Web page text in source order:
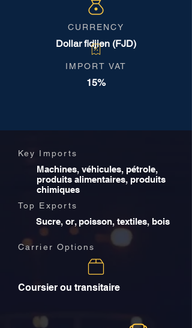
CURRENCY
Dollar fidjien (FJD)
IMPORT VAT
15%
Key Imports
Machines, véhicules, pétrole,
produits alimentaires, produits
chimiques
Top Exports
Sucre, or, poisson, textiles, bois
Carrier Options
Coursier ou transitaire